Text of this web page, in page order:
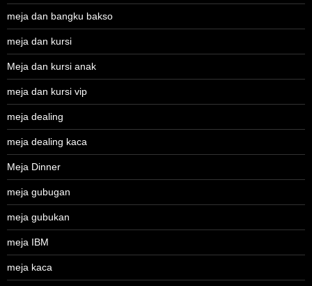
meja dan bangku bakso
meja dan kursi
Meja dan kursi anak
meja dan kursi vip
meja dealing
meja dealing kaca
Meja Dinner
meja gubugan
meja gubukan
meja IBM
meja kaca